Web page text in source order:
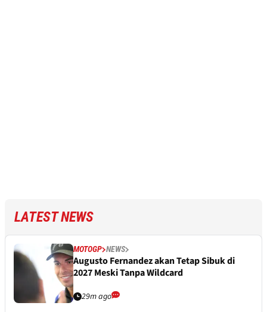
LATEST NEWS
MOTOGP NEWS
Augusto Fernandez akan Tetap Sibuk di
2027 Meski Tanpa Wildcard
29m ago